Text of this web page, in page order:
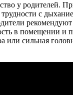
у родителей.
с
в помещении и
сильная